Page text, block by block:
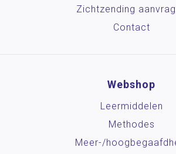
Zichtzending
Contact
Webshop
Leermiddelen
Methodes
Meer-/